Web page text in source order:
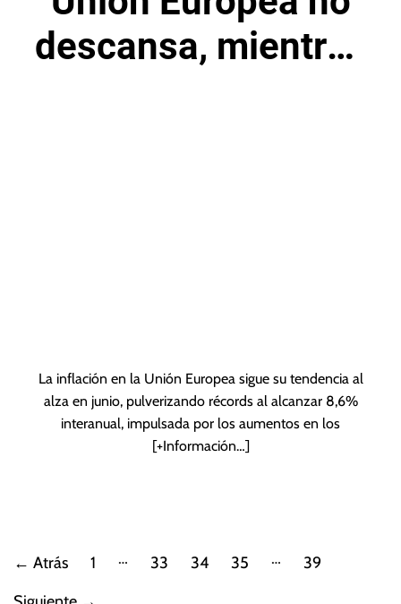
descansa, mientras
La inflación en la Unión Europea sigue su tendencia al
alza en junio, pulverizando récords al alcanzar 8,6%
interanual, impulsada por los aumentos en los
[+Información…]
a
← Atrás 1 … 33 34 35 …
39